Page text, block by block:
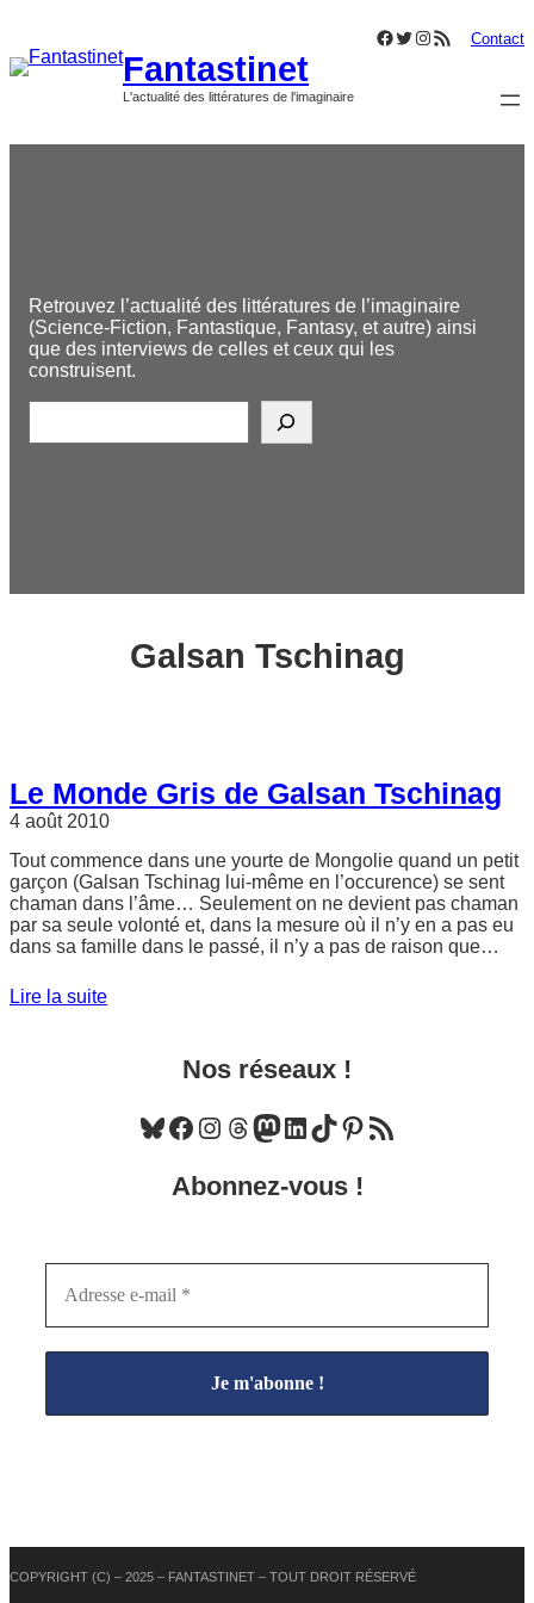
contenu
Fantastinet
L'actualité des littératures de l'imaginaire
Facebook
Twitter
Instagram
Flux RSSContact
Retrouvez l’actualité des littératures de l’imaginaire
(Science-Fiction, Fantastique, Fantasy, et autre) ainsi
que des interviews de celles et ceux qui les
construisent.
Galsan Tschinag
Le Monde Gris de Galsan Tschinag
4 août 2010
Tout commence dans une yourte de Mongolie quand un petit
garçon (Galsan Tschinag lui-même en l’occurence) se sent
chaman dans l’âme… Seulement on ne devient pas chaman
par sa seule volonté et, dans la mesure où il n’y en a pas eu
dans sa famille dans le passé, il n’y a pas de raison que…
Lire la suite
Nos réseaux !
Bluesky Facebook Instagram Threads Mastodon LinkedIn TikTok Pinterest Flux RSS
Abonnez-vous !
COPYRIGHT (C) – 2025 – FANTASTINET – TOUT DROIT RÉSERVÉ